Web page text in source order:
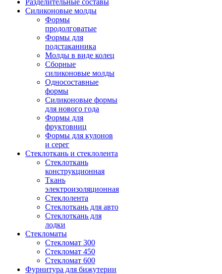
Разделительные составы
Силиконовые молды
Формы
продолговатые
Формы для
подстаканника
Молды в виде колец
Сборные
силиконовые молды
Односоставные
формы
Силиконовые формы
для нового года
Формы для
фруктовниц
Формы для кулонов
и серег
Стеклоткань и стеклолента
Стеклоткань
конструкционная
Ткань
электроизоляционная
Стеклолента
Стеклоткань для авто
Стеклоткань для
лодки
Стекломаты
Стекломат 300
Стекломат 450
Стекломат 600
Фурнитура для бижутерии